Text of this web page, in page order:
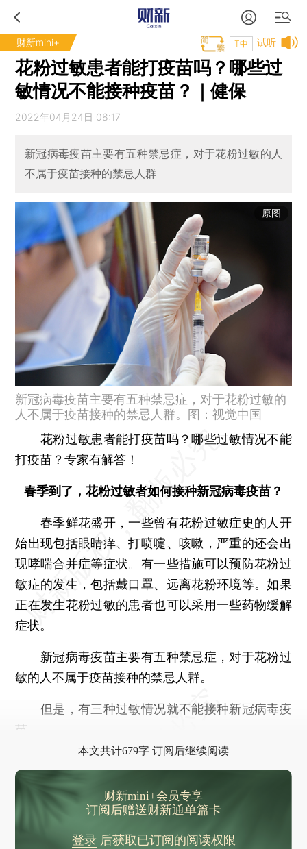
财新mini+ 试听
T中
花粉过敏患者能打疫苗吗？哪些过
敏情况不能接种疫苗？｜健保
2022年04月24日 08:17
新冠病毒疫苗主要有五种禁忌症，对于花粉过敏的人
不属于疫苗接种的禁忌人群
原图
新冠病毒疫苗主要有五种禁忌症，对于花粉过敏的
人不属于疫苗接种的禁忌人群。图：视觉中国
花粉过敏患者能打疫苗吗？哪些过敏情况不能
打疫苗？专家有解答！
春季到了，花粉过敏者如何接种新冠病毒疫苗？
春季鲜花盛开，一些曾有花粉过敏症史的人开
始出现包括眼睛痒、打喷嚏、咳嗽，严重的还会出
现哮喘合并症等症状。有一些措施可以预防花粉过
敏症的发生，包括戴口罩、远离花粉环境等。如果
正在发生花粉过敏的患者也可以采用一些药物缓解
症状。
新冠病毒疫苗主要有五种禁忌症，对于花粉过
敏的人不属于疫苗接种的禁忌人群。
但是，有三种过敏情况就不能接种新冠病毒疫
苗。
本文共计679字 订阅后继续阅读
财新mini+会员专享
订阅后赠送财新通单篇卡
登录后获取已订阅的阅读权限